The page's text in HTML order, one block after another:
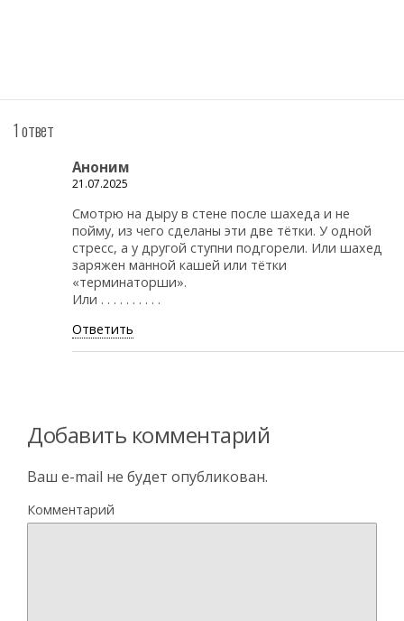
1 ответ
Аноним
21.07.2025
Смотрю на дыру в стене после шахеда и не
пойму, из чего сделаны эти две тётки. У одной
стресс, а у другой ступни подгорели. Или шахед
заряжен манной кашей или тётки
«терминаторши».
Или . . . . . . . . . .
Ответить
Добавить комментарий
Ваш e-mail не будет опубликован.
Комментарий